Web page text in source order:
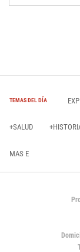
TEMAS DEL DÍA
+SALUD
MAS E